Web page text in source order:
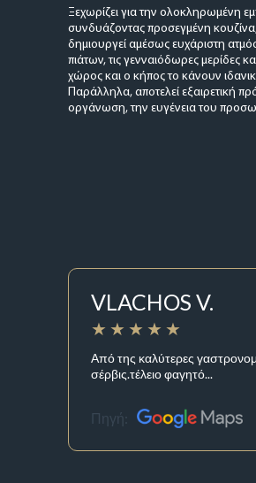
Ξεχωρίζει για την ολοκληρωμένη
συνδυάζοντας προσεγμένη
δημιουργεί αμέσως ευχάριστη
πιάτων, τις γενναιόδωρες μερίδες
χώρος και ο κήπος το κάνουν
Παράλληλα, αποτελεί εξαιρετική
οργάνωση, την ευγένεια του
VLACHOS V.
Από της καλύτερες
σέρβις.τέλειο φαγητό...
Πηγή: